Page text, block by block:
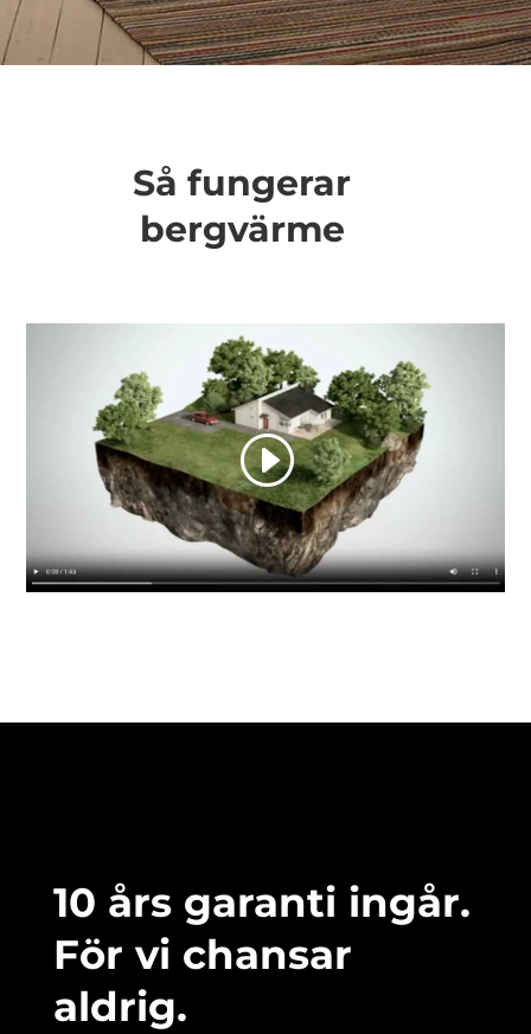
Så fungerar
bergvärme
10 års garanti ingår.
För vi chansar
aldrig.